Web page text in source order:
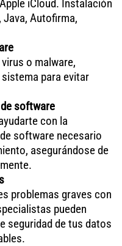
iCloud. Instalación
Autofirma,
o malware,
para evitar
software
con la
software necesario
asegurándose de
problemas graves con
pueden
seguridad de tus datos